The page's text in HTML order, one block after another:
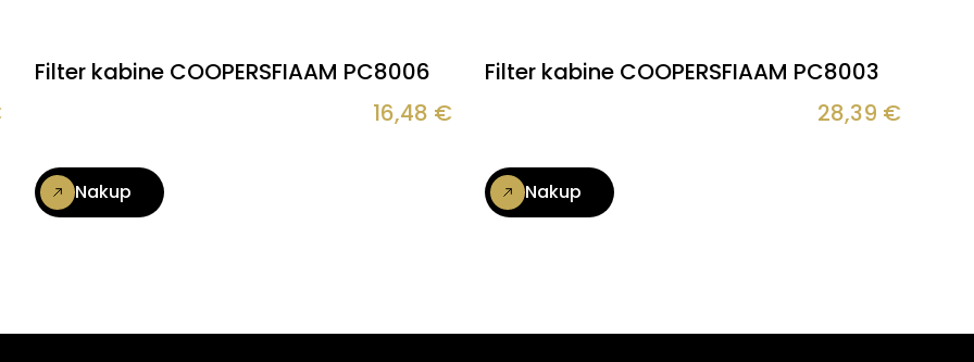
Filter kabine COOPERSFIAAM PC8006
16,48 €
Nakup
Filter kabine COOPERSFIAAM PC8003
28,39 €
Nakup